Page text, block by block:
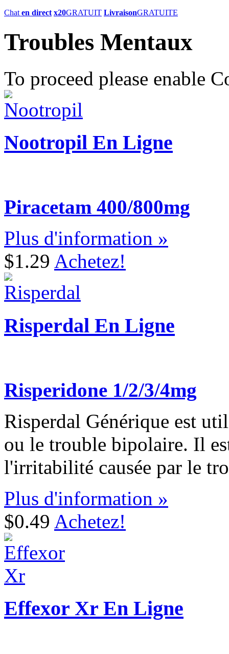
Chat en direct x20GRATUIT LivraisonGRATUITE
Troubles Mentaux
To proceed please enable
Nootropil En Ligne
Piracetam 400/800mg
Plus d'information »
$1.29 Achetez!
Risperdal En Ligne
Risperidone 1/2/3/4mg
Risperdal Générique est
ou le trouble bipolaire. Il
l'irritabilité causée par le
Plus d'information »
$0.49 Achetez!
Effexor Xr En Ligne